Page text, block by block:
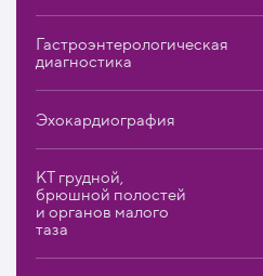
Гастроэнтерологическая
диагностика
Эхокардиография
КТ грудной,
брюшной полостей
и органов малого
таза